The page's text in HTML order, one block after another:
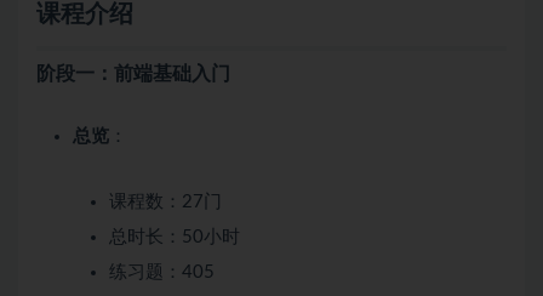
课程介绍
阶段一：前端基础入门
总览 ：
课程数：27门
总时长：50小时
练习题：405